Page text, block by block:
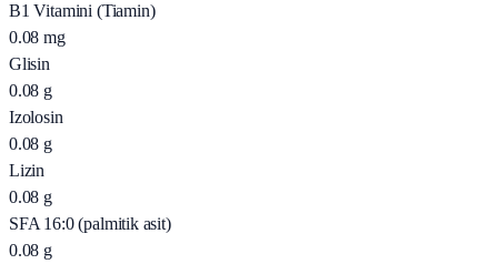
B1 Vitamini (Tiamin)
0.08 mg
Glisin
0.08 g
Izolosin
0.08 g
Lizin
0.08 g
SFA 16:0 (palmitik asit)
0.08 g